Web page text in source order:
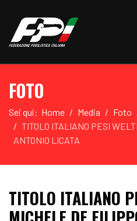
FOTO
Sei qui: Home Media Foto
TITOLO ITALIANO PESI
ANTONIO LICATA
TITOLO ITALIANO